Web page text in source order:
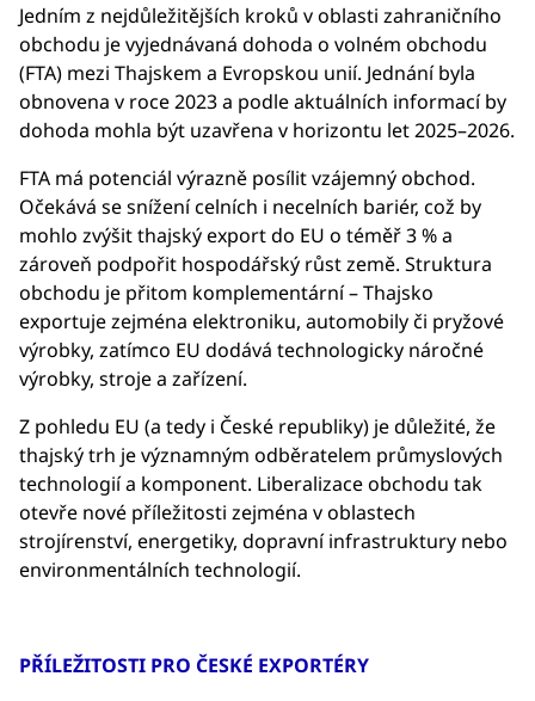
Jedním z nejdůležitějších kroků v oblasti zahraničního
obchodu je vyjednávaná dohoda o volném obchodu
(FTA) mezi Thajskem a Evropskou unií. Jednání byla
obnovena v roce 2023 a podle aktuálních informací by
dohoda mohla být uzavřena v horizontu let 2025–2026.
FTA má potenciál výrazně posílit vzájemný obchod.
Očekává se snížení celních i necelních bariér, což by
mohlo zvýšit thajský export do EU o téměř 3 % a
zároveň podpořit hospodářský růst země. Struktura
obchodu je přitom komplementární – Thajsko
exportuje zejména elektroniku, automobily či pryžové
výrobky, zatímco EU dodává technologicky náročné
výrobky, stroje a zařízení.
Z pohledu EU (a tedy i České republiky) je důležité, že
thajský trh je významným odběratelem průmyslových
technologií a komponent. Liberalizace obchodu tak
otevře nové příležitosti zejména v oblastech
strojírenství, energetiky, dopravní infrastruktury nebo
environmentálních technologií.
PŘÍLEŽITOSTI PRO ČESKÉ EXPORTÉRY